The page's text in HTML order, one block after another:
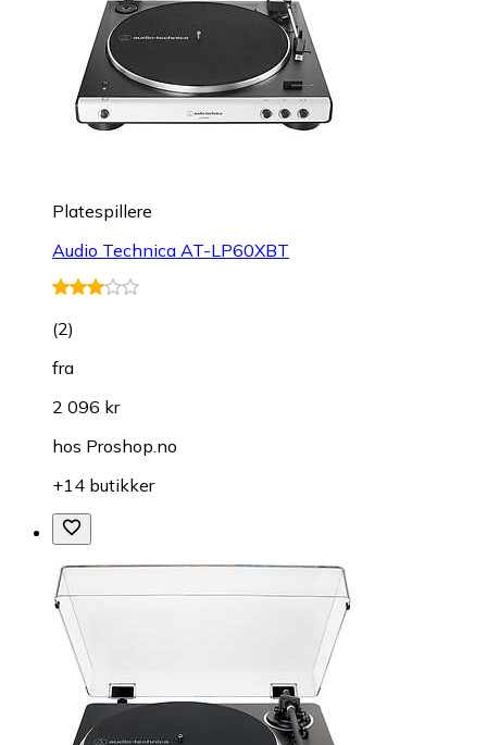
Platespillere
Audio Technica AT-LP60XBT
(2)
fra
2 096 kr
hos Proshop.no
+14 butikker